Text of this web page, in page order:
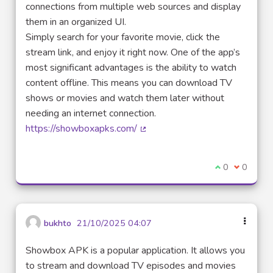
connections from multiple web sources and display
them in an organized UI.
Simply search for your favorite movie, click the
stream link, and enjoy it right now. One of the app’s
most significant advantages is the ability to watch
content offline. This means you can download TV
shows or movies and watch them later without
needing an internet connection.
https://showboxapks.com/
Je suis
0 Je ne
0
bukhto 21/10/2025 04:07
Showbox APK is a popular application. It allows you
to stream and download TV episodes and movies